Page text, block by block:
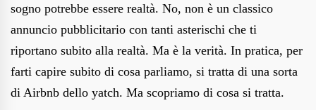
sogno potrebbe essere realtà. No, non è un classico
annuncio pubblicitario con tanti asterischi che ti
riportano subito alla realtà. Ma è la verità. In pratica, per
farti capire subito di cosa parliamo, si tratta di una sorta
di Airbnb dello yatch. Ma scopriamo di cosa si tratta.